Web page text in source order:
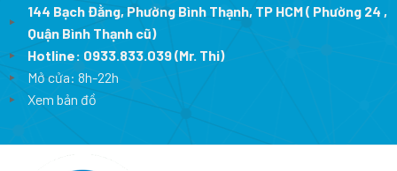
144 Bạch Đằng, Phường Bình Thạnh, TP HCM ( Phường 24 ,
Quận Bình Thạnh cũ)
Hotline: 0933.833.039(Mr. Thi)
Mở cửa: 8h-22h
Xem bản đồ